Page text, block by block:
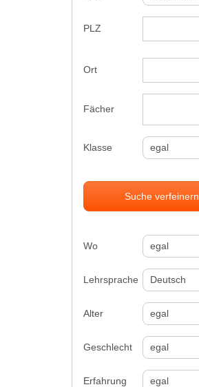
PLZ
Ort
Fächer
Klasse
Suche verfeinern
Wo
Lehrsprache
Alter
Geschlecht
Erfahrung